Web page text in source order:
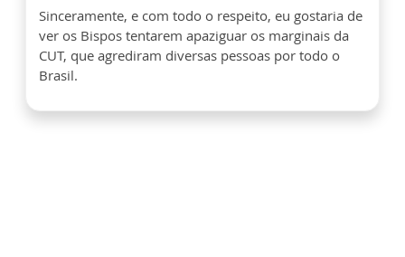
Sinceramente, e com todo o respeito, eu gostaria de
ver os Bispos tentarem apaziguar os marginais da
CUT, que agrediram diversas pessoas por todo o
Brasil.